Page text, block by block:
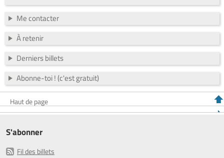
Me contacter
À retenir
Derniers billets
Abonne-toi ! (c'est gratuit)
Haut de page
S'abonner
Fil des billets